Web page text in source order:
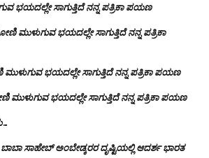
ಭಯದಲ್ಲೇ ಸಾಗುತ್ತಿದೆ ನನ್ನ ಪತ್ರಿಕಾ ಪಯಣ
ಮುಳುಗುವ ಭಯದಲ್ಲೇ ಸಾಗುತ್ತಿದೆ ನನ್ನ ಪತ್ರಿಕಾ
ಭಯದಲ್ಲೇ ಸಾಗುತ್ತಿದೆ ನನ್ನ ಪತ್ರಿಕಾ ಪಯಣ
ಮುಳುಗುವ ಭಯದಲ್ಲೇ ಸಾಗುತ್ತಿದೆ ನನ್ನ ಪತ್ರಿಕಾ ಪಯಣ
ಬಾಬಾ ಸಾಹೇಬ್ ಅಂಬೇಡ್ಕರರ ದೃಷ್ಟಿಯಲ್ಲಿ ಆದರ್ಶ ಭಾರತ